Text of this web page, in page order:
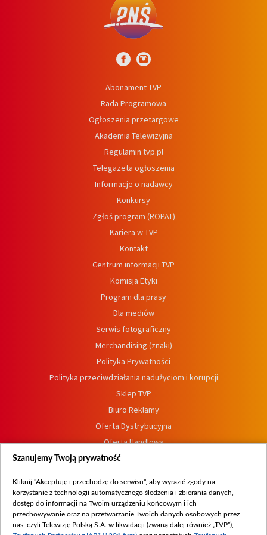
Abonament TVP
Rada Programowa
Ogłoszenia przetargowe
Akademia Telewizyjna
Regulamin tvp.pl
Telegazeta ogłoszenia
Informacje o nadawcy
Konkursy
Zgłoś program (ROPAT)
Kariera w TVP
Kontakt
Centrum informacji TVP
Komisja Etyki
Program dla prasy
Dla mediów
Serwis fotograficzny
Merchandising (znaki)
Polityka Prywatności
Polityka przeciwdziałania nadużyciom i korupcji
Sklep TVP
Biuro Reklamy
Oferta Dystrybucyjna
Oferta Handlowa
Dostępność
Procedura zgłoszeń wewnętrznych
Szanujemy Twoją prywatność
Kliknij "Akceptuję i przechodzę do serwisu", aby wyrazić zgody na
korzystanie z technologii automatycznego śledzenia i zbierania danych,
dostęp do informacji na Twoim urządzeniu końcowym i ich
przechowywanie oraz na przetwarzanie Twoich danych osobowych przez
nas, czyli Telewizję Polską S.A. w likwidacji (zwaną dalej również „TVP”),